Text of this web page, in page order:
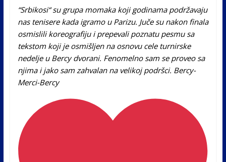
“Srbikosi“ su grupa momaka koji godinama podržavaju
nas tenisere kada igramo u Parizu. Juče su nakon finala
osmislili koreografiju i prepevali poznatu pesmu sa
tekstom koji je osmišljen na osnovu cele turnirske
nedelje u Bercy dvorani. Fenomelno sam se proveo sa
njima i jako sam zahvalan na velikoj podršci. Bercy-
Merci-Bercy